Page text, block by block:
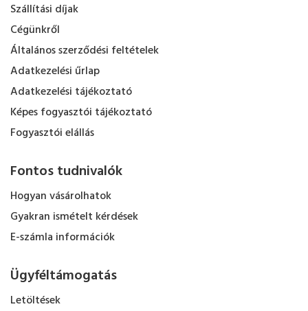
Szállítási díjak
Cégünkről
Általános szerződési feltételek
Adatkezelési űrlap
Adatkezelési tájékoztató
Képes fogyasztói tájékoztató
Fogyasztói elállás
Fontos tudnivalók
Hogyan vásárolhatok
Gyakran ismételt kérdések
E-számla információk
Ügyféltámogatás
Letöltések